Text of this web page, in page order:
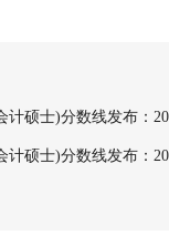
计硕士)分数线发布：
计硕士)分数线发布：